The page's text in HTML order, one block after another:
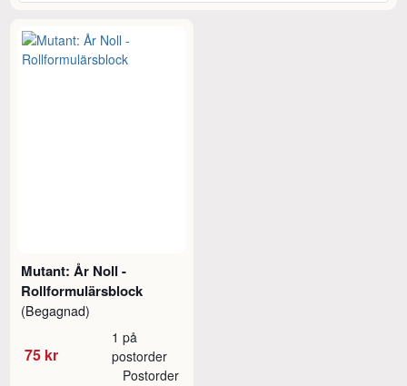
Mutant: År Noll -
Rollformulärsblock
(Begagnad)
75 kr
1 på
postorder
Postorder